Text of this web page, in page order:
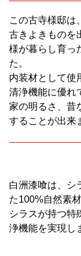
この古寺様邸は
古きよきものを
様が暮らし育っ
た。
内装材として使
清浄機能に優れ
家の明るさ、昔
することが出来
白洲漆喰は、シ
た100%自然素
シラスが持つ特
浄機能を実現し